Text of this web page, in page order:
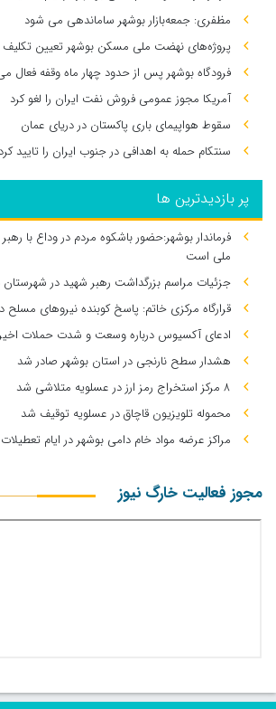
مظفری: جمعه‌بازار بوشهر ساماندهی می‌ شود
پروژه‌های نهضت ملی مسکن بوشهر تعیین
فرودگاه بوشهر پس از حدود چهار ماه وقفه فعال
آمریکا مجوز عمومی فروش نفت ایران را لغو کرد
سقوط هواپیمای باری پاکستان در دریای عمان
سنتکام حمله به اهدافی در جنوب ایران را تایید کرد
پر بازدیدترین ها
فرماندار بوشهر:حضور باشکوه مردم در وداع با
ملی است
جزئیات مراسم بزرگداشت رهبر شهید در
قرارگاه مرکزی خاتم: پاسخ کوبنده نیروهای مسلح
ادعای آکسیوس درباره وسعت و شدت حملات اخیر
هشدار سطح نارنجی در استان بوشهر صادر شد
۸ مرکز استخراج رمز ارز در عسلویه متلاشی شد
محموله تلویزیون قاچاق در عسلویه توقیف شد
مراکز عرضه مواد خام دامی بوشهر در ایام
مجوز فعالیت خارگ نیوز